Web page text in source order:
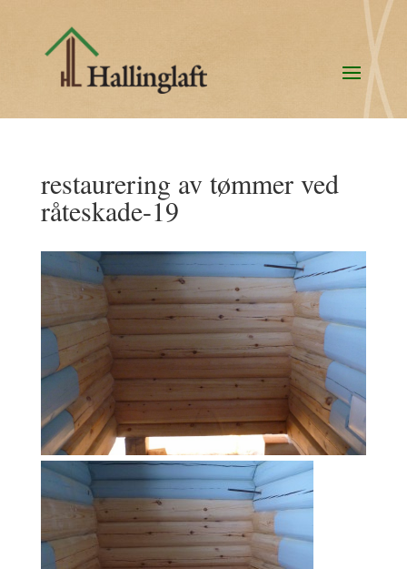
restaurering av tømmer ved
råteskade-19